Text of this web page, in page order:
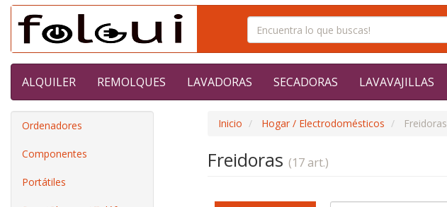
ALQUILER REMOLQUES LAVADORAS SECADORAS LAVAVAJILLAS
Ordenadores
Componentes
Portátiles
Inicio Hogar / Electrodomésticos Freidoras
Freidoras (17 art.)